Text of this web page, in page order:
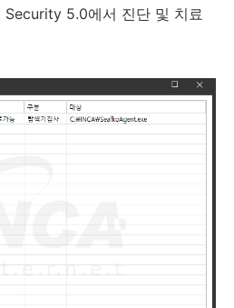
5.0에서 진단 및 치료